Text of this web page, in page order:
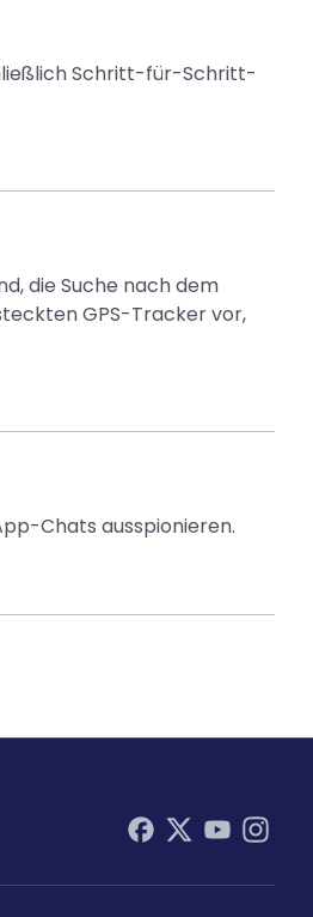
Schritt-für-Schritt-
die Suche nach dem
GPS-Tracker vor,
Chats ausspionieren.